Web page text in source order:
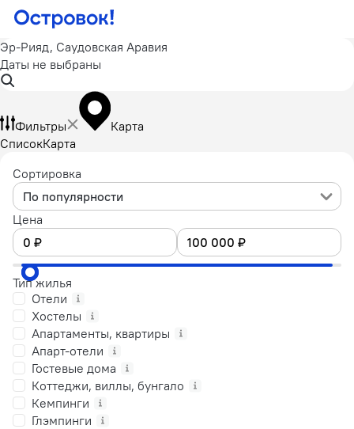
Эр-Рияд, Саудовская Аравия
Даты не выбраны
Фильтры
Карта
СписокКарта
Сортировка
По популярности
Цена
Тип жилья
Отели
Хостелы
Апартаменты, квартиры
Апарт-отели
Гостевые дома
Коттеджи, виллы, бунгало
Кемпинги
Глэмпинги